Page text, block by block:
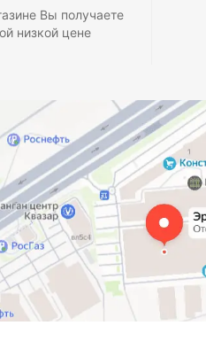
Вы получаете
низкой цене